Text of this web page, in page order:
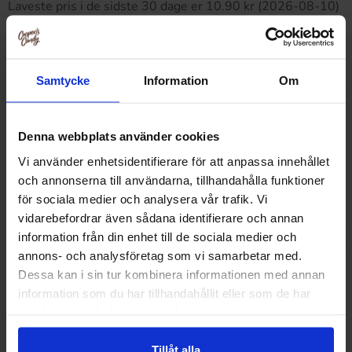
Samtycke Information Om
Denna webbplats använder cookies
Vi använder enhetsidentifierare för att anpassa innehållet
och annonserna till användarna, tillhandahålla funktioner
för sociala medier och analysera vår trafik. Vi
vidarebefordrar även sådana identifierare och annan
information från din enhet till de sociala medier och
annons- och analysföretag som vi samarbetar med.
Dessa kan i sin tur kombinera informationen med annan
information som du har tillhandahållit eller som de har
Laveste pris i de sidste 30 dage er 10.90 kr (2026-08-10)
Relaterede produkter
Nature Valley Crunchy Oats & Dark